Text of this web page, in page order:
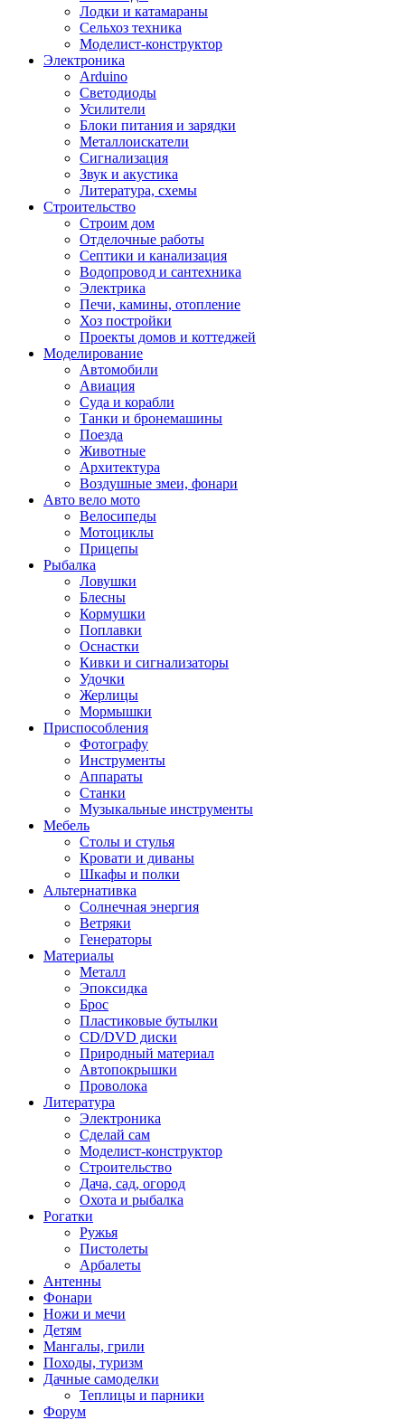
Лодки и катамараны
Сельхоз техника
Моделист-конструктор
Электроника
Arduino
Светодиоды
Усилители
Блоки питания и зарядки
Металлоискатели
Сигнализация
Звук и акустика
Литература, схемы
Строительство
Строим дом
Отделочные работы
Септики и канализация
Водопровод и сантехника
Электрика
Печи, камины, отопление
Хоз постройки
Проекты домов и коттеджей
Моделирование
Автомобили
Авиация
Суда и корабли
Танки и бронемашины
Поезда
Животные
Архитектура
Воздушные змеи, фонари
Авто вело мото
Велосипеды
Мотоциклы
Прицепы
Рыбалка
Ловушки
Блесны
Кормушки
Поплавки
Оснастки
Кивки и сигнализаторы
Удочки
Жерлицы
Мормышки
Приспособления
Фотографу
Инструменты
Аппараты
Станки
Музыкальные инструменты
Мебель
Столы и стулья
Кровати и диваны
Шкафы и полки
Альтернативка
Солнечная энергия
Ветряки
Генераторы
Материалы
Металл
Эпоксидка
Брос
Пластиковые бутылки
CD/DVD диски
Природный материал
Автопокрышки
Проволока
Литература
Электроника
Сделай сам
Моделист-конструктор
Строительство
Дача, сад, огород
Охота и рыбалка
Рогатки
Ружья
Пистолеты
Арбалеты
Антенны
Фонари
Ножи и мечи
Детям
Мангалы, грили
Походы, туризм
Дачные самоделки
Теплицы и парники
Форум